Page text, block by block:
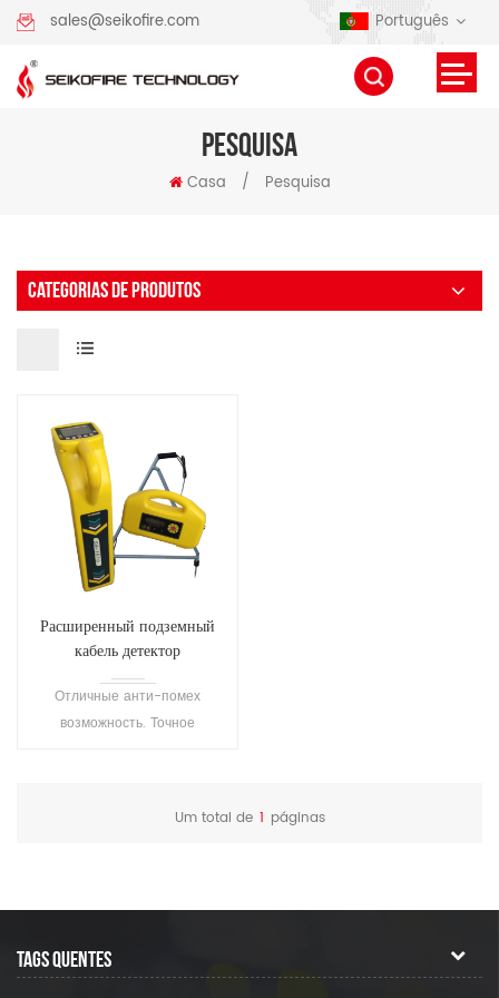
sales@seikofire.com Português
PESQUISA
Casa / Pesquisa
CATEGORIAS DE PRODUTOS
Расширенный подземный
кабель детектор
неисправности S1516
Отличные анти-помех
возможность. Точное
Um total de 1 páginas
TAGS QUENTES